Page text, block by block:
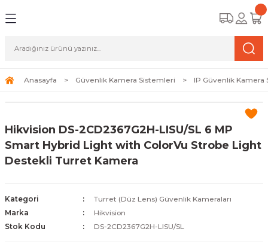
Sistemleri
Sistemleri (Network Kameraları)
ve Depolama Çözümleri
ve Bağlantı Kabloları
Kamera Lisansları
Güvenlik
Duvarı) Cihazları
Ağ Yönlendiricileri
Fi) ve Access Point Ürünleri
Antivirüs Yazılımları
ve Depolama Ürünleri
SSD
Kurtarma
Merkezi Altyapısı
Anasayfa Güvenlik Kamera Sistemleri IP Güvenlik Kamera
Hikvision DS-2CD2367G2H-LISU/SL 6 MP
Smart Hybrid Light with ColorVu Strobe Light
Destekli Turret Kamera
Kategori
Turret (Düz Lens) Güvenlik Kameraları
Marka
Hikvision
Stok Kodu
DS-2CD2367G2H-LISU/SL